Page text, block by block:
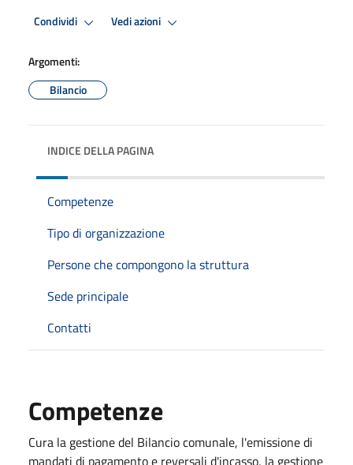
Condividi Vedi azioni
Argomenti:
Bilancio
INDICE DELLA PAGINA
Competenze
Tipo di organizzazione
Persone che compongono la struttura
Sede principale
Contatti
Competenze
Cura la gestione del Bilancio comunale, l'emissione di
mandati di pagamento e reversali d'incasso, la gestione